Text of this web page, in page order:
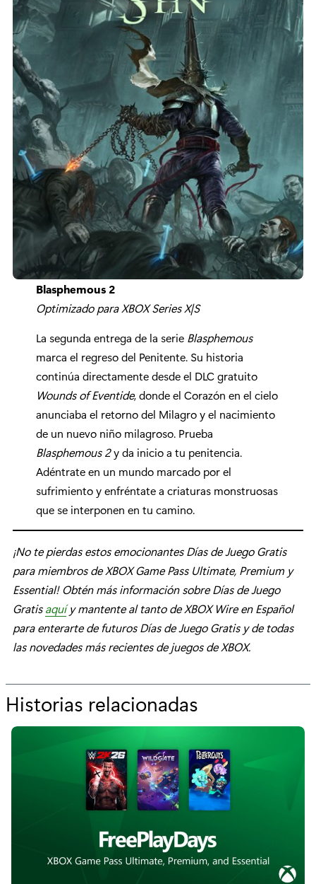
Blasphemous 2
Optimizado para XBOX Series X|S
La segunda entrega de la serie Blasphemous
marca el regreso del Penitente. Su historia
continúa directamente desde el DLC gratuito
Wounds of Eventide, donde el Corazón en el cielo
anunciaba el retorno del Milagro y el nacimiento
de un nuevo niño milagroso. Prueba
Blasphemous 2y da inicio a tu penitencia.
Adéntrate en un mundo marcado por el
sufrimiento y enfréntate a criaturas monstruosas
que se interponen en tu camino.
¡No te pierdas estos emocionantes Días de Juego Gratis
para miembros de XBOX Game Pass Ultimate, Premium y
Essential! Obtén más información sobre Días de Juego
Gratisaquíy mantente al tanto de XBOX Wire en Español
para enterarte de futuros Días de Juego Gratis y de todas
las novedades más recientes de juegos de XBOX.
Historias relacionadas
o
r
“
D
í
a